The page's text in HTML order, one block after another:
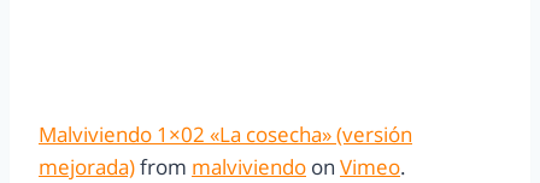
Malviviendo 1×02 «La cosecha» (versión
mejorada)from malviviendo on Vimeo.